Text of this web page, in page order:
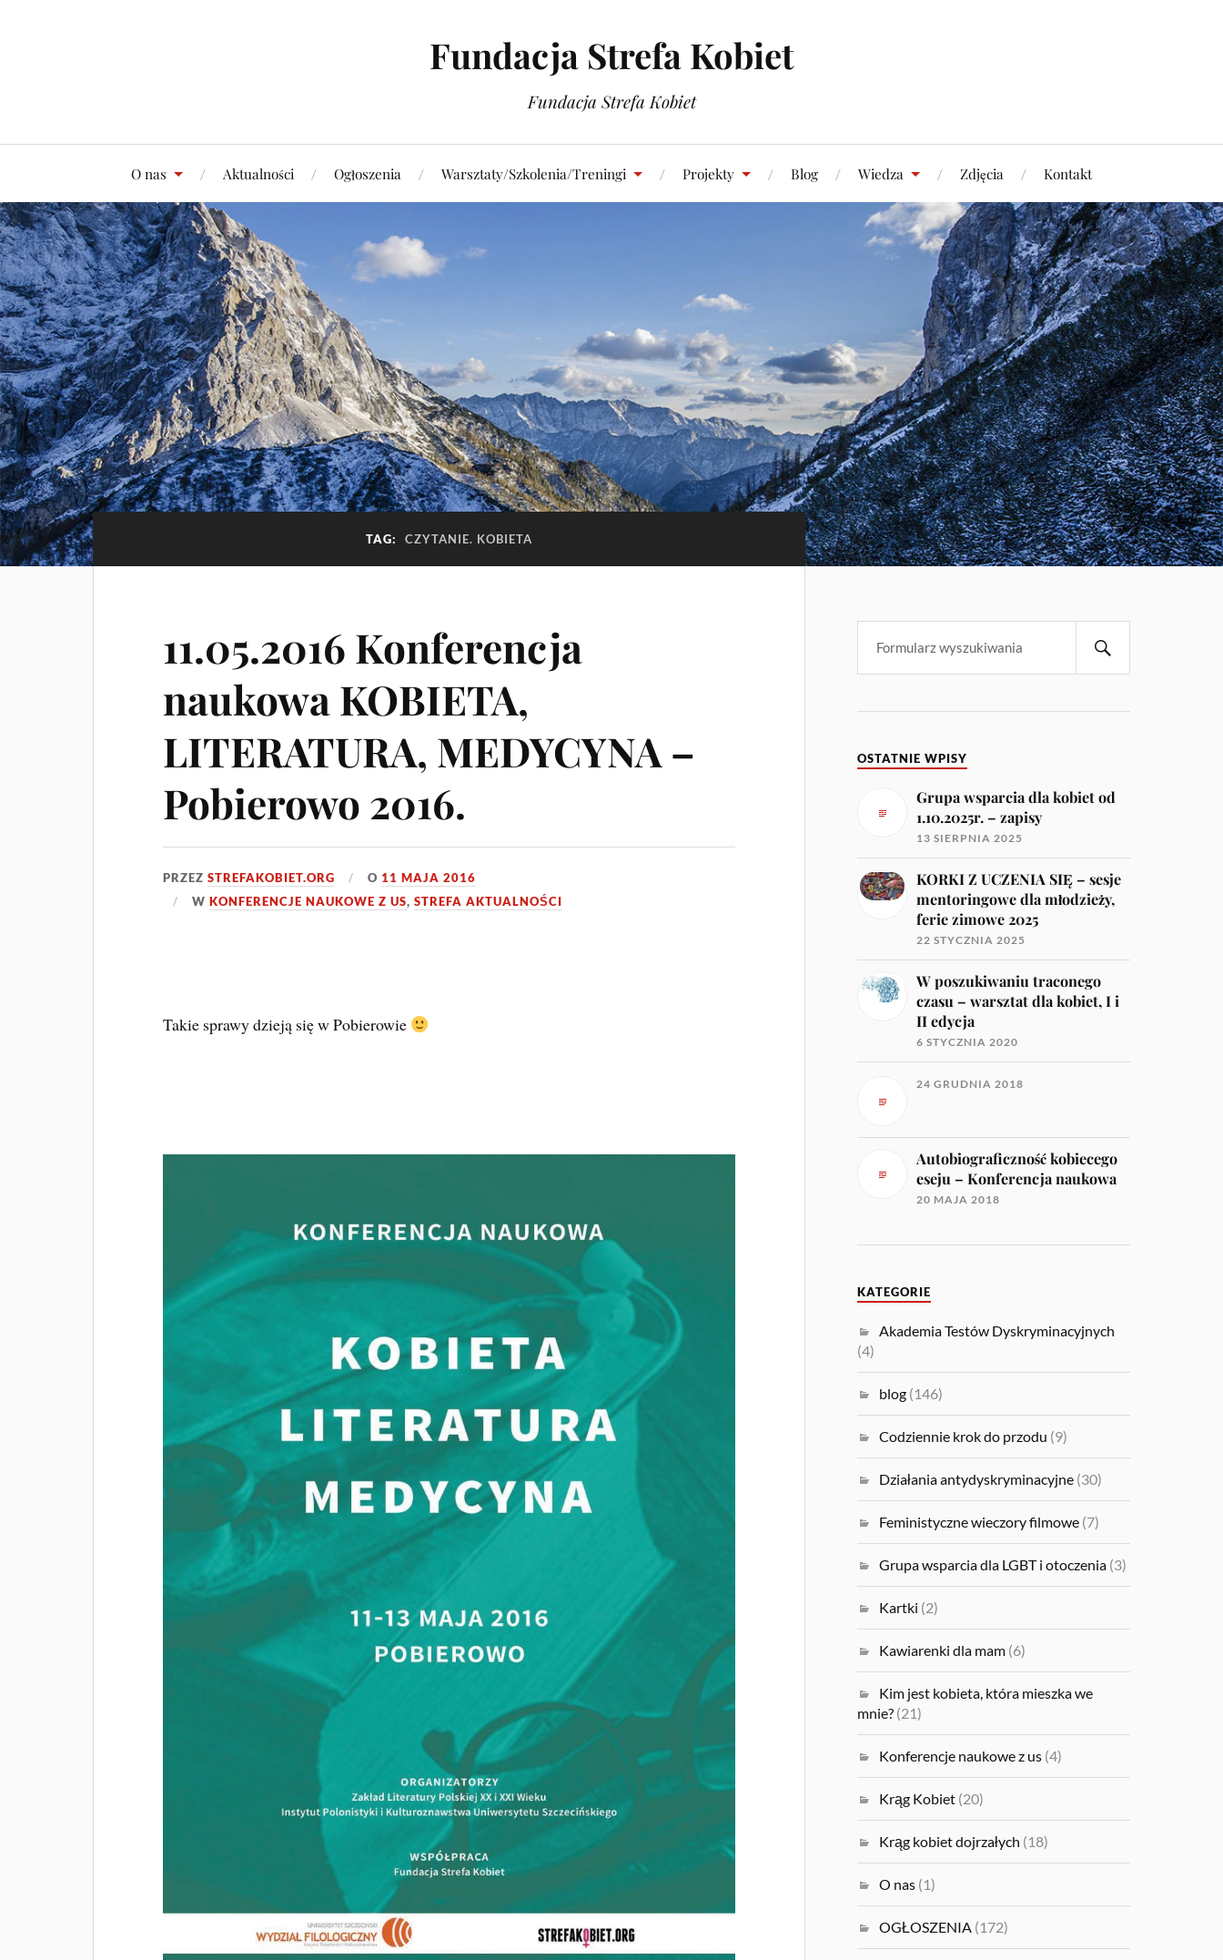
Fundacja Strefa Kobiet
Fundacja Strefa Kobiet
O nas Aktualności Ogłoszenia Warsztaty/Szkolenia/Treningi Projekty Blog Wiedza Zdjęcia Kontakt
TAG: CZYTANIE. KOBIETA
11.05.2016 Konferencja
naukowa KOBIETA,
LITERATURA, MEDYCYNA –
Pobierowo 2016.
PRZEZSTREFAKOBIET.ORG O 11 MAJA 2016
WKONFERENCJE NAUKOWE Z US,STREFA AKTUALNOŚCI
Takie sprawy dzieją się w Pobierowie
OSTATNIE WPISY
Grupa wsparcia dla kobiet od
1.10.2025r. – zapisy
13 SIERPNIA 2025
KORKI Z UCZENIA SIĘ – sesje
mentoringowe dla młodzieży,
ferie zimowe 2025
22 STYCZNIA 2025
W poszukiwaniu traconego
czasu – warsztat dla kobiet, I i
II edycja
6 STYCZNIA 2020
24 GRUDNIA 2018
Autobiograficzność kobiecego
eseju – Konferencja naukowa
20 MAJA 2018
KATEGORIE
Akademia Testów Dyskryminacyjnych
(4)
blog (146)
Codziennie krok do przodu (9)
Działania antydyskryminacyjne (30)
Feministyczne wieczory filmowe (7)
Grupa wsparcia dla LGBT i otoczenia (3)
Kartki (2)
Kawiarenki dla mam (6)
Kim jest kobieta, która mieszka we
mnie? (21)
Konferencje naukowe z us (4)
Krąg Kobiet (20)
Krąg kobiet dojrzałych (18)
O nas (1)
OGŁOSZENIA (172)